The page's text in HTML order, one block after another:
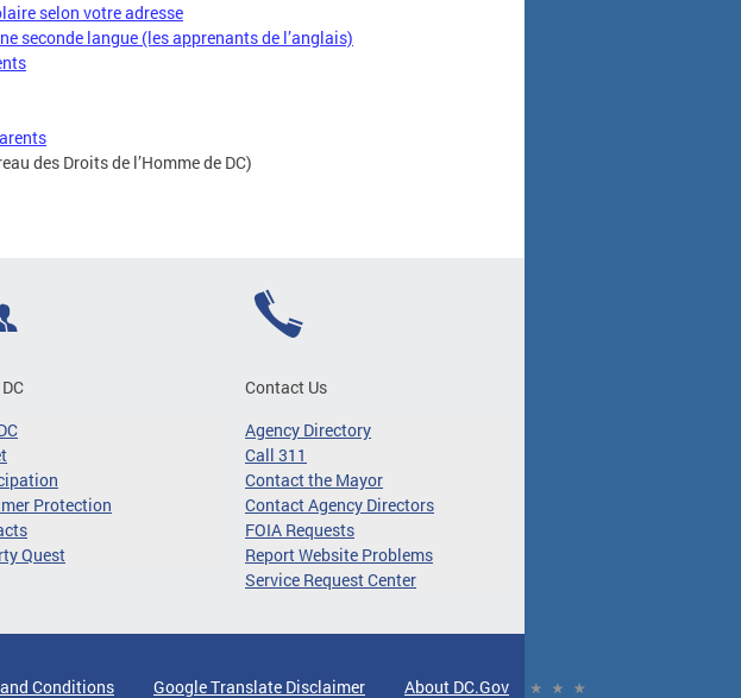
selon votre adresse
seconde langue (les apprenants de l’anglais)
des Droits de l’Homme de DC)
Protection
Quest
Contact Us
Agency Directory
Call 311
Contact the Mayor
Contact Agency Directors
FOIA Requests
Report Website Problems
Service Request Center
Conditions Google Translate Disclaimer About DC.Gov